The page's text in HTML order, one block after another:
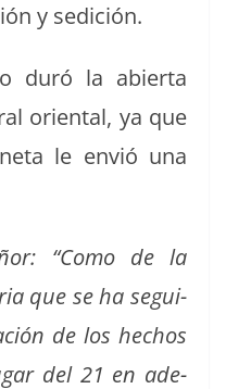
y sedición.
duró la abier­ta
ori­en­tal, ya que
le envió una
“Como de la
que se ha segui­
de los hechos
del 21 en ade­